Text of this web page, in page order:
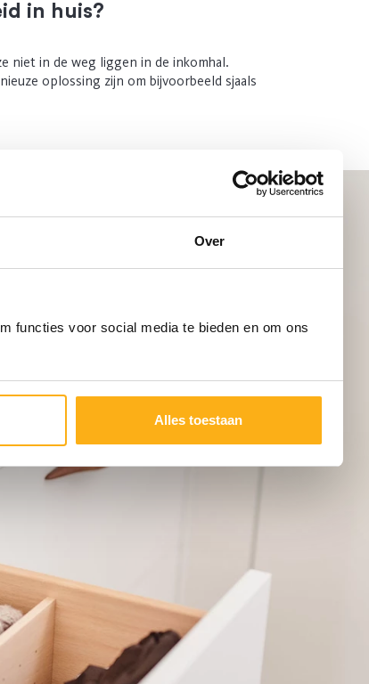
Over
functies voor social media te bieden en om ons
Alles toestaan
in huis?
niet in de weg liggen in de inkomhal.
oplossing zijn om bijvoorbeeld sjaals